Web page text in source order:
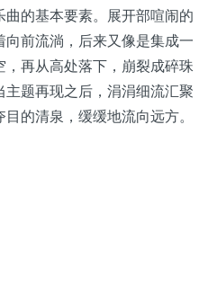
的基本要素。展开部喧闹的
前流淌，后来又像是集成一
再从高处落下，崩裂成碎珠
题再现之后，涓涓细流汇聚
的清泉，缓缓地流向远方。